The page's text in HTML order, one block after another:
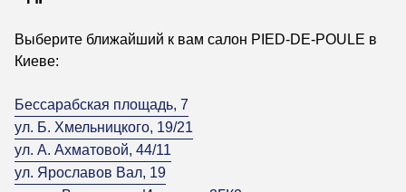
Выберите ближайший к вам салон PIED-DE-POULE в
Киеве:
Бессарабская площадь, 7
ул. Б. Хмельницкого, 19/21
ул. А. Ахматовой, 44/11
ул. Ярославов Вал, 19